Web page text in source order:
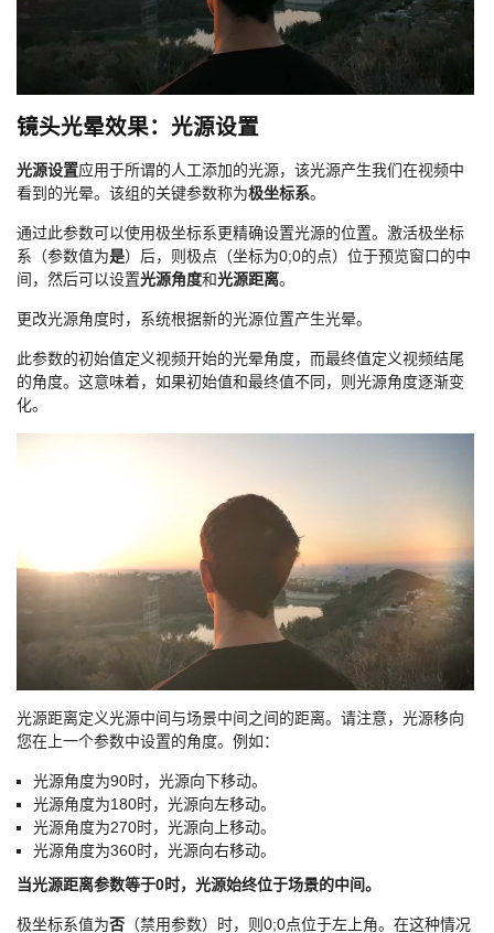
镜头光晕效果：光源设置
光源设置应用于所谓的人工添加的光源，该光源产生我们在视频中
看到的光晕。该组的关键参数称为极坐标系。
通过此参数可以使用极坐标系更精确设置光源的位置。激活极坐标
系（参数值为是）后，则极点（坐标为0;0的点）位于预览窗口的中
间，然后可以设置光源角度和光源距离。
更改光源角度时，系统根据新的光源位置产生光晕。
此参数的初始值定义视频开始的光晕角度，而最终值定义视频结尾
的角度。这意味着，如果初始值和最终值不同，则光源角度逐渐变
化。
光源距离定义光源中间与场景中间之间的距离。请注意，光源移向
您在上一个参数中设置的角度。例如：
光源角度为90时，光源向下移动。
光源角度为180时，光源向左移动。
光源角度为270时，光源向上移动。
光源角度为360时，光源向右移动。
当光源距离参数等于0时，光源始终位于场景的中间。
极坐标系值为否 （禁用参数）时，则0;0点位于左上角。在这种情况